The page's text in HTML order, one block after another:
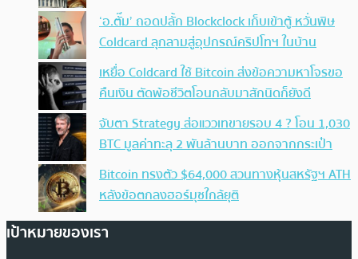
‘อ.ตั๊ม’ ถอดปลั้ก Blockclock เก็บเข้าตู้ หวั่นพิษ
Coldcard ลุกลามสู่อุปกรณ์คริปโทฯ ในบ้าน
เหยื่อ Coldcard ใช้ Bitcoin ส่งข้อความหาโจรขอ
คืนเงิน ตัดพ้อชีวิตโอนกลับมาสักนิดก็ยังดี
จับตา Strategy ส่อแววเทขายรอบ 4 ? โอน 1,030
BTC มูลค่าทะลุ 2 พันล้านบาท ออกจากกระเป๋า
Bitcoin ทรงตัว $64,000 สวนทางหุ้นสหรัฐฯ ATH
หลังข้อตกลงฮอร์มุซใกล้ยุติ
เป้าหมายของเรา